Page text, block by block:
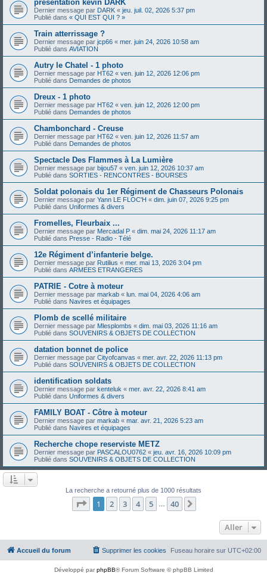
présentation kévin DARK
Dernier message par DARK « jeu. juil. 02, 2026 5:37 pm
Publié dans « QUI EST QUI ? »
Train atterrissage ?
Dernier message par jcp66 « mer. juin 24, 2026 10:58 am
Publié dans AVIATION
Autry le Chatel - 1 photo
Dernier message par HT62 « ven. juin 12, 2026 12:06 pm
Publié dans Demandes de photos
Dreux - 1 photo
Dernier message par HT62 « ven. juin 12, 2026 12:00 pm
Publié dans Demandes de photos
Chambonchard - Creuse
Dernier message par HT62 « ven. juin 12, 2026 11:57 am
Publié dans Demandes de photos
Spectacle Des Flammes à La Lumière
Dernier message par bijou57 « ven. juin 12, 2026 10:37 am
Publié dans SORTIES - RENCONTRES - BOURSES
Soldat polonais du 1er Régiment de Chasseurs Polonais
Dernier message par Yann LE FLOC'H « dim. juin 07, 2026 9:25 pm
Publié dans Uniformes & divers
Fromelles, Fleurbaix ...
Dernier message par Mercadal P « dim. mai 24, 2026 11:17 am
Publié dans Presse - Radio - Télé
12e Régiment d’infanterie belge.
Dernier message par Rutilius « mer. mai 13, 2026 3:04 pm
Publié dans ARMEES ETRANGERES
PATRIE - Cotre à moteur
Dernier message par markab « lun. mai 04, 2026 4:06 am
Publié dans Navires et équipages
Plomb de scellé militaire
Dernier message par Mlesplombs « dim. mai 03, 2026 11:16 am
Publié dans SOUVENIRS & OBJETS DE COLLECTION
datation bonnet de police
Dernier message par Cityofcanvas « mer. avr. 22, 2026 11:13 pm
Publié dans SOUVENIRS & OBJETS DE COLLECTION
identification soldats
Dernier message par kenteluk « mer. avr. 22, 2026 8:41 am
Publié dans Uniformes & divers
FAMILY BOAT - Côtre à moteur
Dernier message par markab « mar. avr. 21, 2026 5:23 am
Publié dans Navires et équipages
Recherche chope reserviste METZ
Dernier message par PASCALOU0762 « jeu. avr. 16, 2026 10:09 pm
Publié dans SOUVENIRS & OBJETS DE COLLECTION
La recherche a retourné plus de 1000 résultats
Page 1sur40
1 2 3 4 5 40
Aller
Accueil du forum Fuseau horaire sur UTC+02:00
Supprimer les cookies
Développé parphpBB® Forum Software © phpBB Limited